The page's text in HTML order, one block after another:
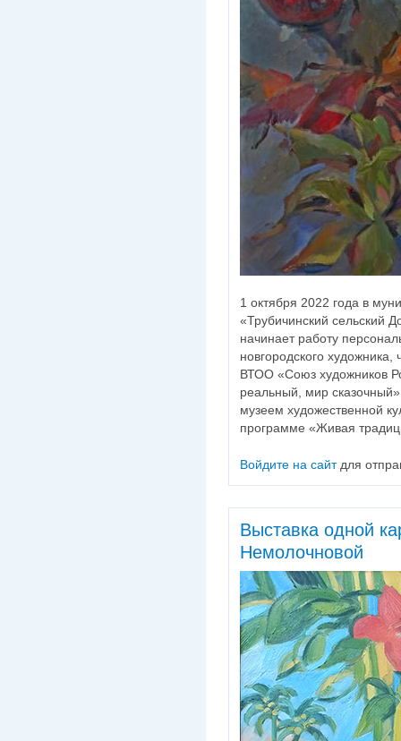
1 октября 2022 года в
«Трубичинский сельский
начинает работу
новгородского художника,
ВТОО «Союз художников
реальный, мир
музеем художественной
программе «Живая
Войдите на сайтдля
Выставка одной
Немолочновой